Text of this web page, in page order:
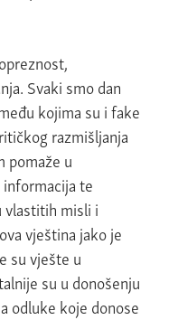
Svaki smo dan
kojima su i fake
razmišljanja
pomaže u
te
vlastitih misli i
vještina jako je
su vješte u
su u donošenju
odluke koje donose